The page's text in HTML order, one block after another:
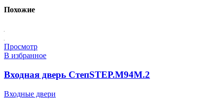
Похожие
Просмотр
В избранное
Входная дверь СтепSTEP.M94M.2
Входные двери